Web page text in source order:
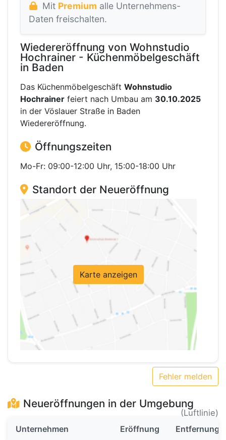
Mit Premium alle Unternehmens-
Daten freischalten.
Wiedereröffnung von Wohnstudio
Hochrainer - Küchenmöbelgeschäft
in Baden
Das Küchenmöbelgeschäft Wohnstudio
Hochrainer feiert nach Umbau am 30.10.2025
in der Vöslauer Straße in Baden
Wiedereröffnung.
Öffnungszeiten
Mo-Fr: 09:00-12:00 Uhr, 15:00-18:00 Uhr
Standort der Neueröffnung
Karte anzeigen
Fehler melden
Neueröffnungen in der Umgebung
(Luftlinie)
Unternehmen
Eröffnung Entfernung